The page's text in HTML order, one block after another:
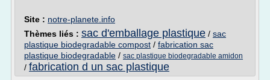
Site : notre-planete.info
Thèmes liés : sac d'emballage plastique / sac
plastique biodegradable compost / fabrication sac
plastique biodegradable / sac plastique biodegradable amidon
/ fabrication d un sac plastique